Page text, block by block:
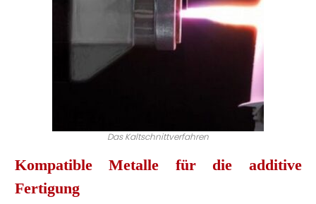
Das Kaltschnittverfahren
Kompatible Metalle für die additive
Fertigung